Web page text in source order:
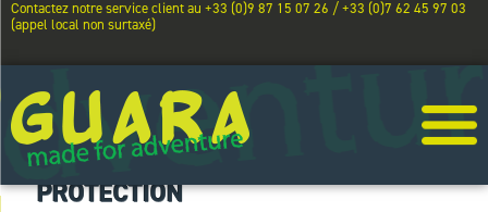
Contactez notre service client au +33 (0)9 87 15 07 26 / +33 (0)7 62 45 97 03
(appel local non surtaxé)
PROTECTION